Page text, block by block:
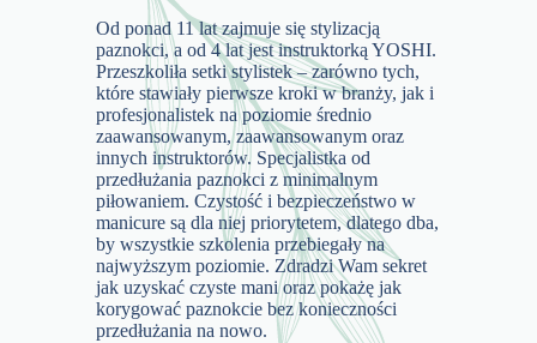
Od ponad 11 lat zajmuje się stylizacją
paznokci, a od 4 lat jest instruktorką YOSHI.
Przeszkoliła setki stylistek – zarówno tych,
które stawiały pierwsze kroki w branży, jak i
profesjonalistek na poziomie średnio
zaawansowanym, zaawansowanym oraz
innych instruktorów. Specjalistka od
przedłużania paznokci z minimalnym
piłowaniem. Czystość i bezpieczeństwo w
manicure są dla niej priorytetem, dlatego dba,
by wszystkie szkolenia przebiegały na
najwyższym poziomie. Zdradzi Wam sekret
jak uzyskać czyste mani oraz pokażę jak
korygować paznokcie bez konieczności
przedłużania na nowo.